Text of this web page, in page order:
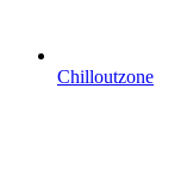
Chilloutzone